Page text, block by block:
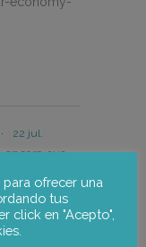
· 22 jul.
encara sus
del Plan
Climático
ofrecer una
tus
click en "Acepto",